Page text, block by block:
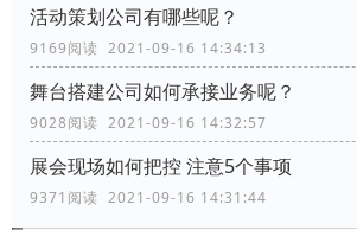
活动策划公司有哪些呢？
9169阅读 2021-09-16 14:34:13
舞台搭建公司如何承接业务呢？
9028阅读 2021-09-16 14:32:57
展会现场如何把控 注意5个事项
9371阅读 2021-09-16 14:31:44